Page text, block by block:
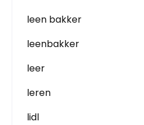
leen bakker
leenbakker
leer
leren
lidl